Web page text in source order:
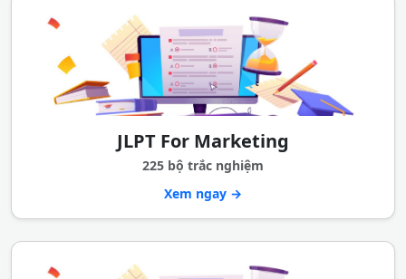
JLPT For Marketing
225 bộ trắc nghiệm
Xem ngay →